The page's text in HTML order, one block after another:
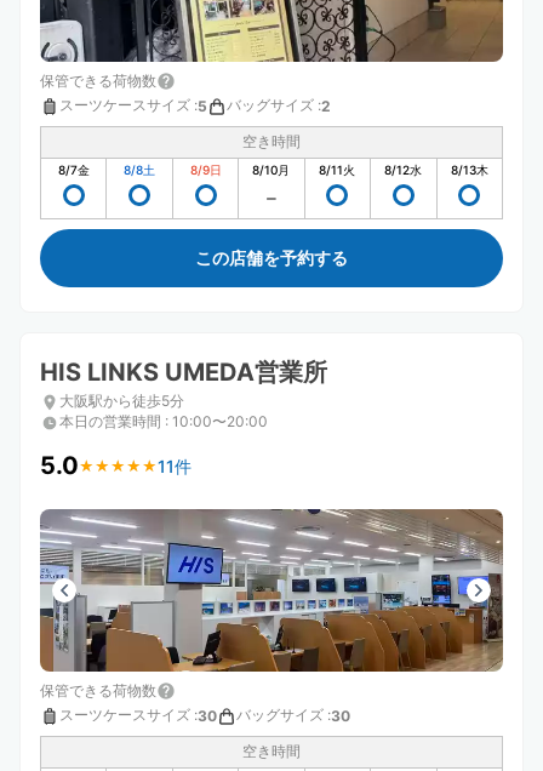
保管できる荷物数
スーツケースサイズ :5 バッグサイズ :2
空き時間
8/7金 8/8土 8/9日 8/10月 8/11火 8/12水 8/13木
この店舗を予約する
HIS LINKS UMEDA営業所
大阪駅から徒歩5分
本日の営業時間 : 10:00〜20:00
5.0★ ★ ★ ★ ★
★ ★ ★ ★ ★11件
保管できる荷物数
スーツケースサイズ :30 バッグサイズ :30
空き時間